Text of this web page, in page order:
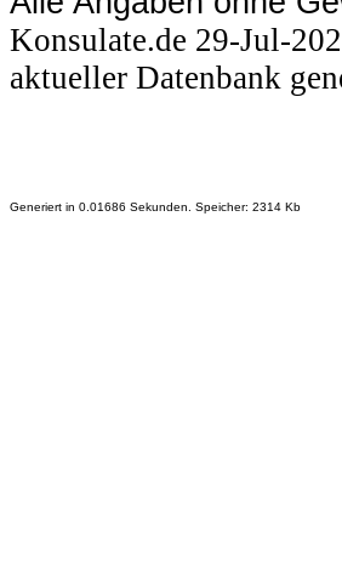
Konsulate.de 29-Jul-
aktueller Datenbank
Generiert in 0.01686 Sekunden. Speicher: 2314 Kb